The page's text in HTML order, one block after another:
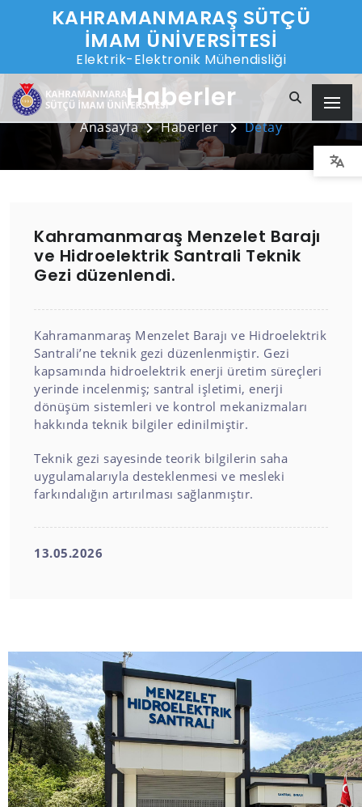
KAHRAMANMARAŞ SÜTÇÜ
İMAM ÜNİVERSİTESİ
Elektrik-Elektronik Mühendisliği
Haberler
Anasayfa Haberler Detay
Kahramanmaraş Menzelet Barajı
ve Hidroelektrik Santrali Teknik
Gezi düzenlendi.
Kahramanmaraş Menzelet Barajı ve Hidroelektrik
Santrali’ne teknik gezi düzenlenmiştir. Gezi
kapsamında hidroelektrik enerji üretim süreçleri
yerinde incelenmiş; santral işletimi, enerji
dönüşüm sistemleri ve kontrol mekanizmaları
hakkında teknik bilgiler edinilmiştir.
Teknik gezi sayesinde teorik bilgilerin saha
uygulamalarıyla desteklenmesi ve mesleki
farkındalığın artırılması sağlanmıştır.
13.05.2026